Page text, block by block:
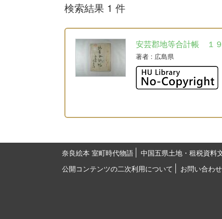
検索結果 1 件
安芸郡地等合計帳 １
著者 : 広島県
奈良絵本 室町時代物語
中国五県土地・租税資料
公開コンテンツの二次利用について
お問い合わせ